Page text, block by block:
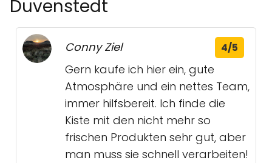
Duvenstedt
Conny Ziel 4/5
Gern kaufe ich hier ein, gute
Atmosphäre und ein nettes Team,
immer hilfsbereit. Ich finde die
Kiste mit den nicht mehr so
frischen Produkten sehr gut, aber
man muss sie schnell verarbeiten!